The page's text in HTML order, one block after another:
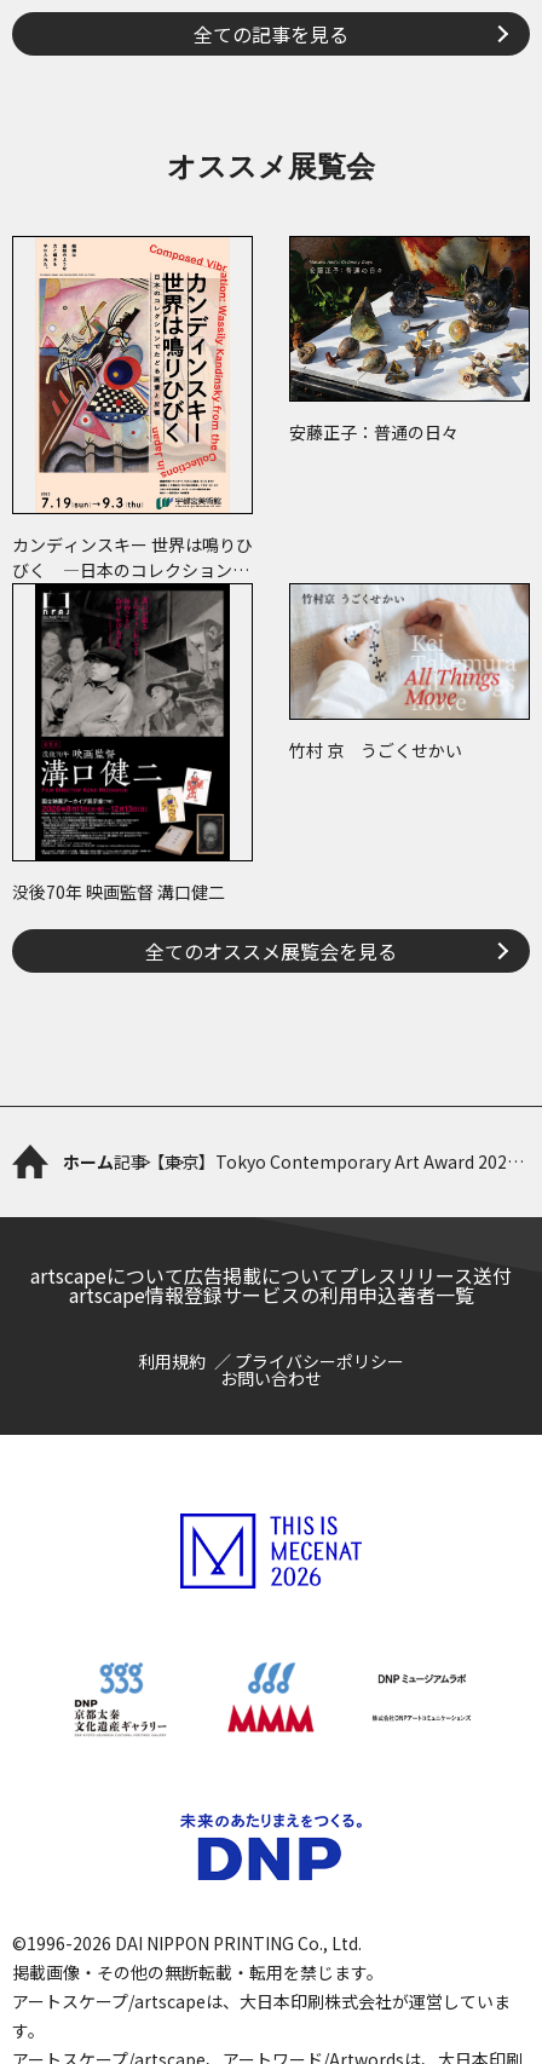
全ての記事を見る
オススメ展覧会
カンディンスキー 世界は鳴りひ
びく ―日本のコレクションで
たどる画業と反響―
安藤正子：普通の日々
没後70年 映画監督 溝口健二
竹村 京 うごくせかい
全てのオススメ展覧会を見る
ホーム記事【東京】Tokyo Contemporary Art Award 2022-
artscapeについて広告掲載についてプレスリリース送付
artscape情報登録サービスの利用申込著者一覧
利用規約 プライバシーポリシー
お問い合わせ
©1996-2026 DAI NIPPON PRINTING Co., Ltd.
掲載画像・その他の無断転載・転用を禁じます。
アートスケープ/artscapeは、大日本印刷株式会社が運営していま
す。